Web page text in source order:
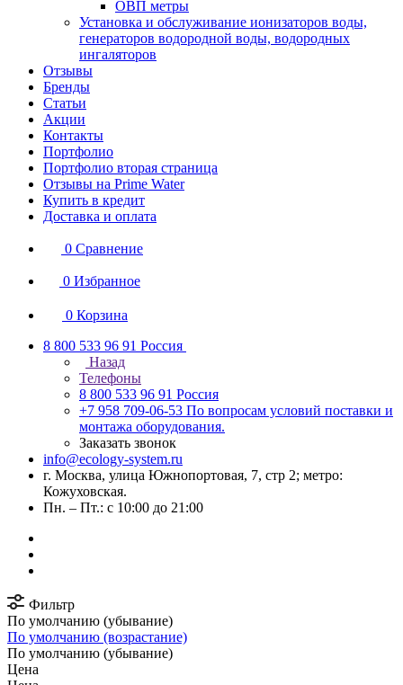
ОВП метры
Установка и обслуживание ионизаторов воды,
генераторов водородной воды, водородных
ингаляторов
Отзывы
Бренды
Статьи
Акции
Контакты
Портфолио
Портфолио вторая страница
Отзывы на Prime Water
Купить в кредит
Доставка и оплата
0 Сравнение
0 Избранное
0 Корзина
8 800 533 96 91 Россия
Назад
Телефоны
8 800 533 96 91 Россия
+7 958 709-06-53 По вопросам условий поставки и
монтажа оборудования.
Заказать звонок
info@ecology-system.ru
г. Москва, улица Южнопортовая, 7, стр 2; метро:
Кожуховская.
Пн. – Пт.: с 10:00 до 21:00
Фильтр
По умолчанию (убывание)
По умолчанию (возрастание)
По умолчанию (убывание)
Цена